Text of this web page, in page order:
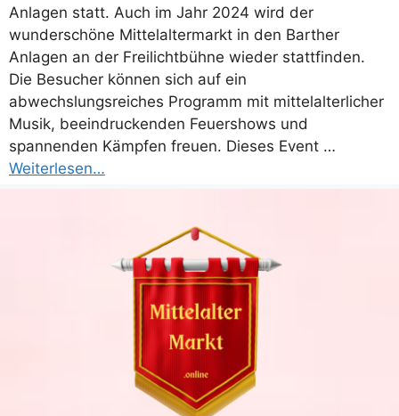
Anlagen statt. Auch im Jahr 2024 wird der
wunderschöne Mittelaltermarkt in den Barther
Anlagen an der Freilichtbühne wieder stattfinden.
Die Besucher können sich auf ein
abwechslungsreiches Programm mit mittelalterlicher
Musik, beeindruckenden Feuershows und
spannenden Kämpfen freuen. Dieses Event …
Weiterlesen…